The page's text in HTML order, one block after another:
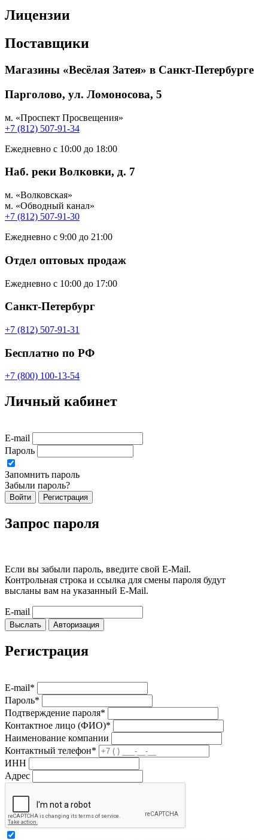
Лицензии
Поставщики
Магазины «Весёлая Затея» в Санкт-Петербурге
Парголово, ул. Ломоносова, 5
м. «Проспект Просвещения»
+7 (812) 507-91-34
Ежедневно с 10:00 до 18:00
Наб. реки Волковки, д. 7
м. «Волковская»
м. «Обводный канал»
+7 (812) 507-91-30
Ежедневно с 9:00 до 21:00
Отдел оптовых продаж
Ежедневно с 10:00 до 17:00
Санкт-Петербург
+7 (812) 507-91-31
Бесплатно по РФ
+7 (800) 100-13-54
Личный кабинет
E-mail
Пароль
Запомнить пароль
Забыли пароль?
Войти Регистрация
Запрос пароля
Если вы забыли пароль, введите свой E-Mail.
Контрольная строка и ссылка для смены пароля будут
высланы вам на указанный E-Mail.
E-mail
Выслать Авторизация
Регистрация
E-mail*
Пароль*
Подтверждение пароля*
Контактное лицо (ФИО)*
Наименование компании
Контактный телефон*
ИНН
Адрес